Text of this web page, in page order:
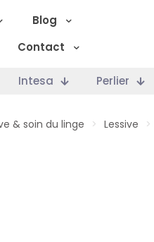
Blog
Contact
Intesa Perlier
& soin du linge > Lessive >